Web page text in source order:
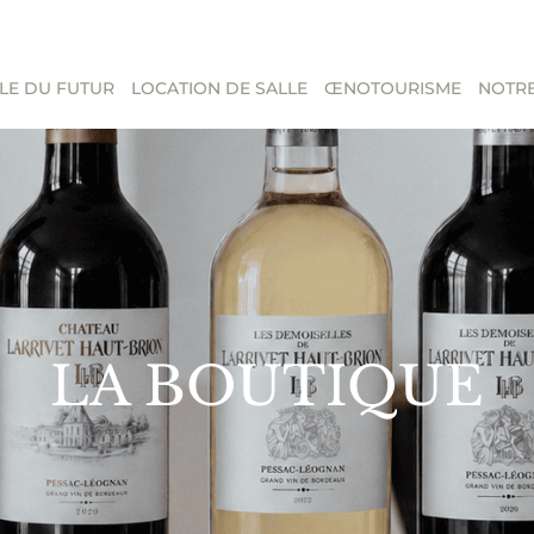
DU FUTUR LOCATION DE SALLE ŒNOTOURISME
LA BOUTIQUE